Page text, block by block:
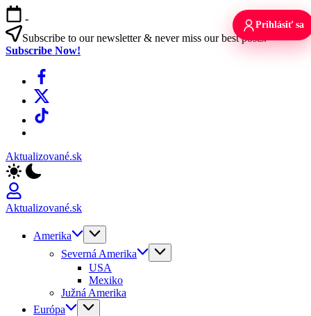
Skip
to
content
-
Subscribe to our newsletter & never miss our best posts.
Subscribe Now!
Facebook
X
TikTok
Aktualizované.sk
Aktualizované.sk
Amerika
Severná Amerika
USA
Mexiko
Južná Amerika
Európa
Prihlásiť sa